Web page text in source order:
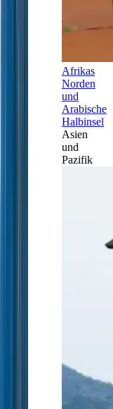
Afrikas
Norden
und
Arabische
Halbinsel
Asien
und
Pazifik